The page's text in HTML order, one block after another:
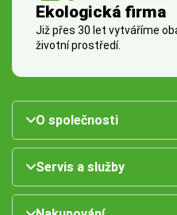
Ekologická firma
Již přes 30 let vytváříme
životní prostředí.
O společnosti
Servis a služby